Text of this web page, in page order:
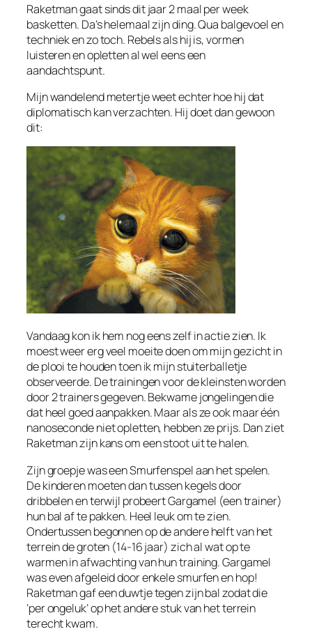
Raketman gaat sinds dit jaar 2 maal per week
basketten. Da’s helemaal zijn ding. Qua balgevoel en
techniek en zo toch. Rebels als hij is, vormen
luisteren en opletten al wel eens een
aandachtspunt.
Mijn wandelend metertje weet echter hoe hij dat
diplomatisch kan verzachten. Hij doet dan gewoon
dit:
Vandaag kon ik hem nog eens zelf in actie zien. Ik
moest weer erg veel moeite doen om mijn gezicht in
de plooi te houden toen ik mijn stuiterballetje
observeerde. De trainingen voor de kleinsten worden
door 2 trainers gegeven. Bekwame jongelingen die
dat heel goed aanpakken. Maar als ze ook maar één
nanoseconde niet opletten, hebben ze prijs. Dan ziet
Raketman zijn kans om een stoot uit te halen.
Zijn groepje was een Smurfenspel aan het spelen.
De kinderen moeten dan tussen kegels door
dribbelen en terwijl probeert Gargamel (een trainer)
hun bal af te pakken. Heel leuk om te zien.
Ondertussen begonnen op de andere helft van het
terrein de groten (14-16 jaar) zich al wat op te
warmen in afwachting van hun training. Gargamel
was even afgeleid door enkele smurfen en hop!
Raketman gaf een duwtje tegen zijn bal zodat die
‘per ongeluk’ op het andere stuk van het terrein
terecht kwam.